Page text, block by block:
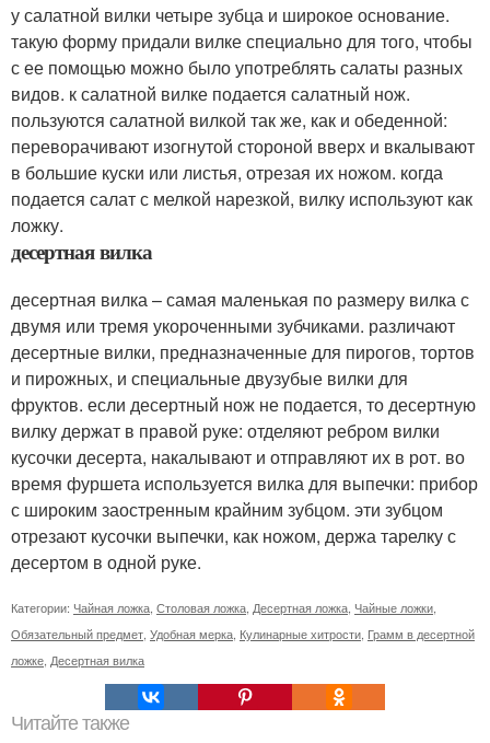
у салатной вилки четыре зубца и широкое основание.
такую форму придали вилке специально для того, чтобы
с ее помощью можно было употреблять салаты разных
видов. к салатной вилке подается салатный нож.
пользуются салатной вилкой так же, как и обеденной:
переворачивают изогнутой стороной вверх и вкалывают
в большие куски или листья, отрезая их ножом. когда
подается салат с мелкой нарезкой, вилку используют как
ложку.
десертная вилка
десертная вилка – самая маленькая по размеру вилка с
двумя или тремя укороченными зубчиками. различают
десертные вилки, предназначенные для пирогов, тортов
и пирожных, и специальные двузубые вилки для
фруктов. если десертный нож не подается, то десертную
вилку держат в правой руке: отделяют ребром вилки
кусочки десерта, накалывают и отправляют их в рот. во
время фуршета используется вилка для выпечки: прибор
с широким заостренным крайним зубцом. эти зубцом
отрезают кусочки выпечки, как ножом, держа тарелку с
десертом в одной руке.
Категории: Чайная ложка Столовая ложка Десертная ложка Чайные ложки
Обязательный предмет Удобная мерка Кулинарные хитрости Грамм в десертной
ложке Десертная вилка
Читайте также